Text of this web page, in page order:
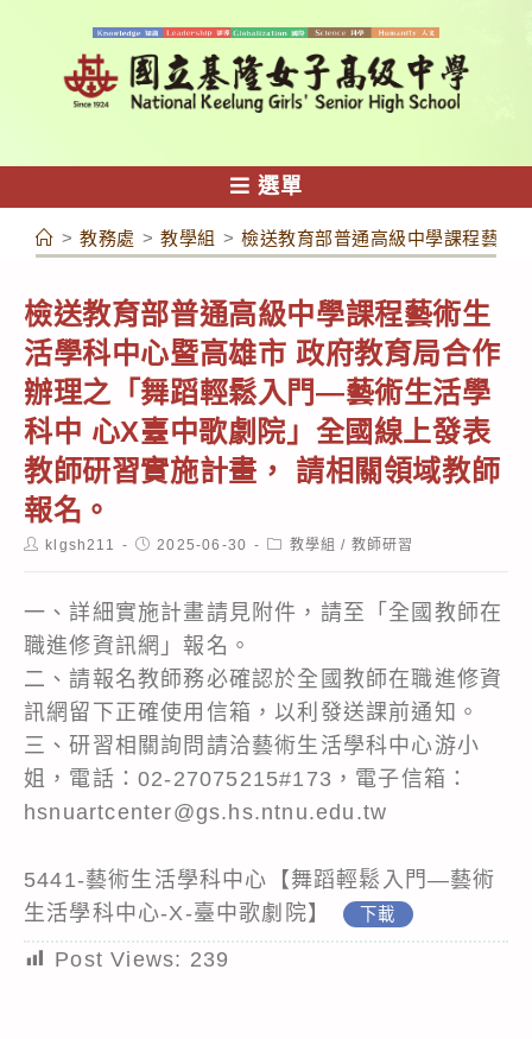
容
選單
> 教務處 > 教學組 > 檢送教育部普通高級中學課程藝術
檢送教育部普通高級中學課程藝術生
活學科中心暨高雄市 政府教育局合作
辦理之「舞蹈輕鬆入門—藝術生活學
科中 心X臺中歌劇院」全國線上發表
教師研習實施計畫， 請相關領域教師
報名。
Postklgsh211
Post2025-06-30
Post教學組 / 教師研習
一、詳細實施計畫請見附件，請至「全國教師在
職進修資訊網」報名。
二、請報名教師務必確認於全國教師在職進修資
訊網留下正確使用信箱，以利發送課前通知。
三、研習相關詢問請洽藝術生活學科中心游小
姐，電話：02-27075215#173，電子信箱：
hsnuartcenter@gs.hs.ntnu.edu.tw
5441-藝術生活學科中心【舞蹈輕鬆入門—藝術
生活學科中心-X-臺中歌劇院】
下載
Post Views: 239